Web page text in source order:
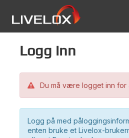
Logg inn
Du må være logget inn for
Logg på med
enten bruke et Livelox-